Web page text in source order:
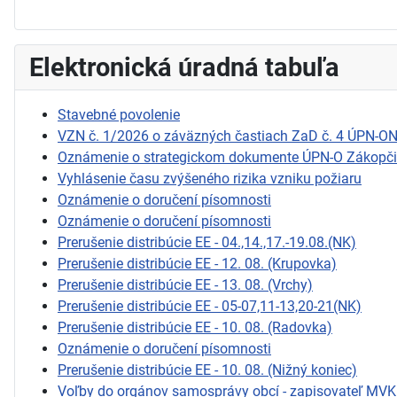
Elektronická úradná tabuľa
Stavebné povolenie
VZN č. 1/2026 o záväzných častiach ZaD č. 4 ÚPN-ON
Oznámenie o strategickom dokumente ÚPN-O
Vyhlásenie času zvýšeného rizika vzniku požiaru
Oznámenie o doručení písomnosti
Oznámenie o doručení písomnosti
Prerušenie distribúcie EE - 04.,14.,17.-19.08.(NK)
Prerušenie distribúcie EE - 12. 08. (Krupovka)
Prerušenie distribúcie EE - 13. 08. (Vrchy)
Prerušenie distribúcie EE - 05-07,11-13,20-21(NK)
Prerušenie distribúcie EE - 10. 08. (Radovka)
Oznámenie o doručení písomnosti
Prerušenie distribúcie EE - 10. 08. (Nižný koniec)
Voľby do orgánov samosprávy obcí - zapisovateľ MVK